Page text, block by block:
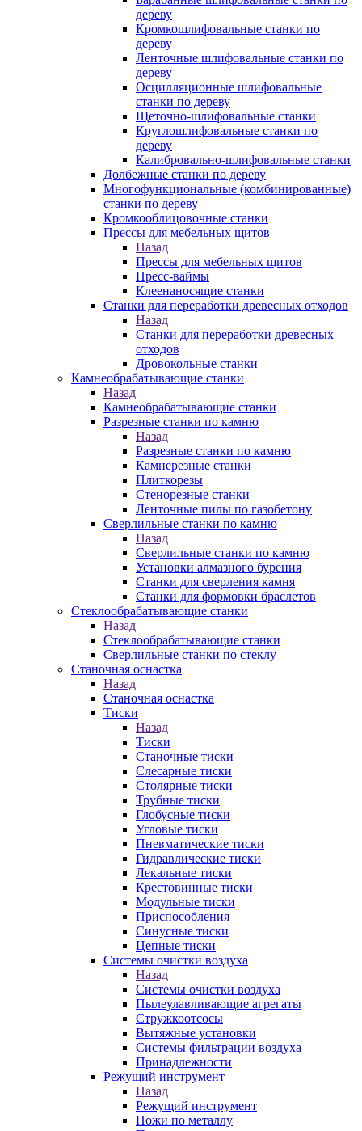
дереву
Кромкошлифовальные станки по
дереву
Ленточные шлифовальные станки по
дереву
Осцилляционные шлифовальные
станки по дереву
Щеточно-шлифовальные станки
Круглошлифовальные станки по
дереву
Калибровально-шлифовальные станки
Долбежные станки по дереву
Многофункциональные (комбинированные)
станки по дереву
Кромкооблицовочные станки
Прессы для мебельных щитов
Назад
Прессы для мебельных щитов
Пресс-ваймы
Клеенаносящие станки
Станки для переработки древесных отходов
Назад
Станки для переработки древесных
отходов
Дровокольные станки
Камнеобрабатывающие станки
Назад
Камнеобрабатывающие станки
Разрезные станки по камню
Назад
Разрезные станки по камню
Камнерезные станки
Плиткорезы
Стенорезные станки
Ленточные пилы по газобетону
Сверлильные станки по камню
Назад
Сверлильные станки по камню
Установки алмазного бурения
Станки для сверления камня
Станки для формовки браслетов
Стеклообрабатывающие станки
Назад
Стеклообрабатывающие станки
Сверлильные станки по стеклу
Станочная оснастка
Назад
Станочная оснастка
Тиски
Назад
Тиски
Станочные тиски
Слесарные тиски
Столярные тиски
Трубные тиски
Глобусные тиски
Угловые тиски
Пневматические тиски
Гидравлические тиски
Лекальные тиски
Крестовинные тиски
Модульные тиски
Приспособления
Синусные тиски
Цепные тиски
Системы очистки воздуха
Назад
Системы очистки воздуха
Пылеулавливающие агрегаты
Стружкоотсосы
Вытяжные установки
Системы фильтрации воздуха
Принадлежности
Режущий инструмент
Назад
Режущий инструмент
Ножи по металлу